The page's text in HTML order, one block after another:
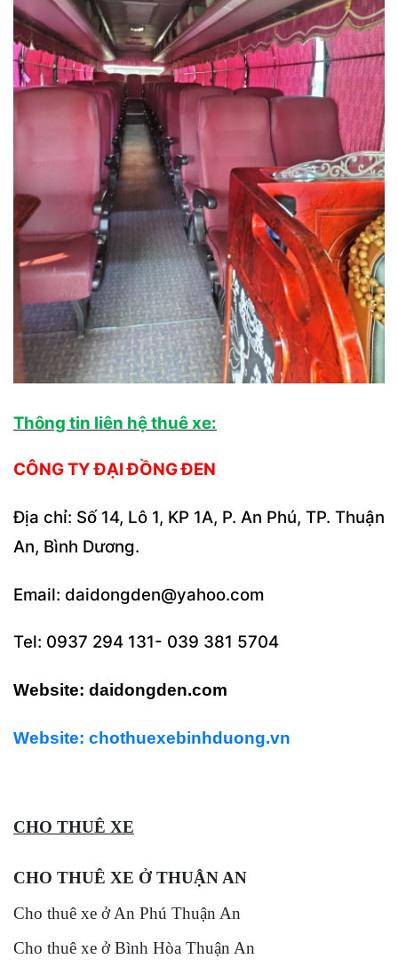
Thông tin liên hệ thuê xe:
CÔNG TY ĐẠI ĐỒNG ĐEN
Địa chỉ: Số 14, Lô 1, KP 1A, P. An Phú, TP. Thuận
An, Bình Dương.
Email: daidongden@yahoo.com
Tel: 0937 294 131- 039 381 5704
Website: daidongden.com
Website: chothuexebinhduong.vn
CHO THUÊ XE
CHO THUÊ XE Ở THUẬN AN
Cho thuê xe ở An Phú Thuận An
Cho thuê xe ở Bình Hòa Thuận An